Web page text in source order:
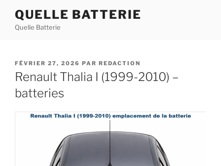
contenu
QUELLE BATTERIE
Quelle Batterie
PUBLIÉ
LE
FÉVRIER 27, 2026 PAR REDACTION
Renault Thalia I (1999-2010) –
batteries